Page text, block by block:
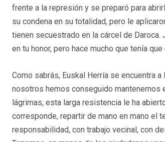
frente a la represión y se preparó para
su condena en su totalidad, pero le
tienen secuestrado en la cárcel de
en tu honor, pero hace mucho que tenía
Como sabrás, Euskal Herría se encuentra
nosotros hemos conseguido mantenernos
lágrimas, esta larga resistencia le ha
corresponde, repartir de mano en mano el
responsabilidad, con trabajo vecinal, con